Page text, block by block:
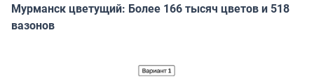
Мурманск цветущий: Более 166 тысяч цветов и 518
вазонов